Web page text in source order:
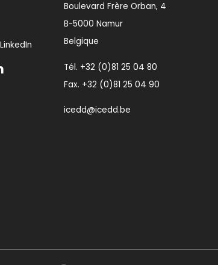
Boulevard Frère Orban, 4
B-5000 Namur
Belgique
Tél. +32 (0)81 25 04 80
Fax. +32 (0)81 25 04 90
icedd@icedd.be